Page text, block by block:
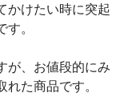
かけたい時に突起
。
が、お値段的にみ
た商品です。